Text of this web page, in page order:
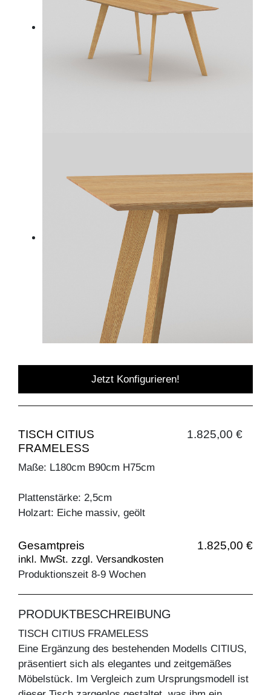
Jetzt Konfigurieren!
TISCH CITIUS
FRAMELESS
1.825,00 €
Maße: L180cm B90cm H75cm
Plattenstärke: 2,5cm
Holzart: Eiche massiv, geölt
Gesamtpreis 1.825,00 €
inkl. MwSt. zzgl. Versandkosten
Produktionszeit 8-9 Wochen
PRODUKTBESCHREIBUNG
TISCH CITIUS FRAMELESS
Eine Ergänzung des bestehenden Modells CITIUS,
präsentiert sich als elegantes und zeitgemäßes
Möbelstück. Im Vergleich zum Ursprungsmodell ist